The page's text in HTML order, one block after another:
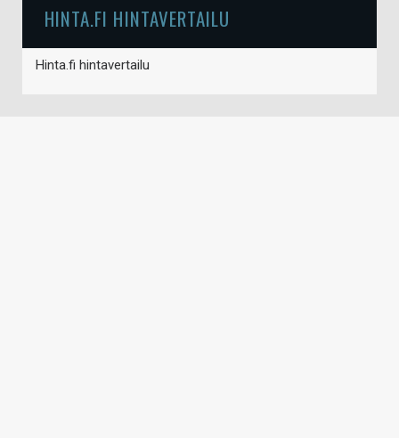
HINTA.FI HINTAVERTAILU
Hinta.fi hintavertailu